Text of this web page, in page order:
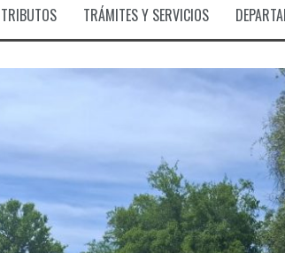
TRIBUTOS TRÁMITES Y SERVICIOS